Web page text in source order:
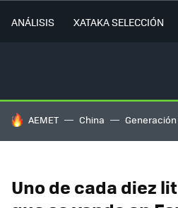
ANÁLISIS XATAKA SELECCIÓN
HOY SE HABLA DE
AEMET China Generación
Uno de cada diez